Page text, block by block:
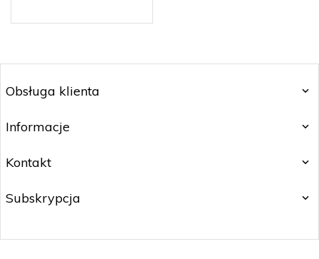
Obsługa klienta
Informacje
Kontakt
Subskrypcja